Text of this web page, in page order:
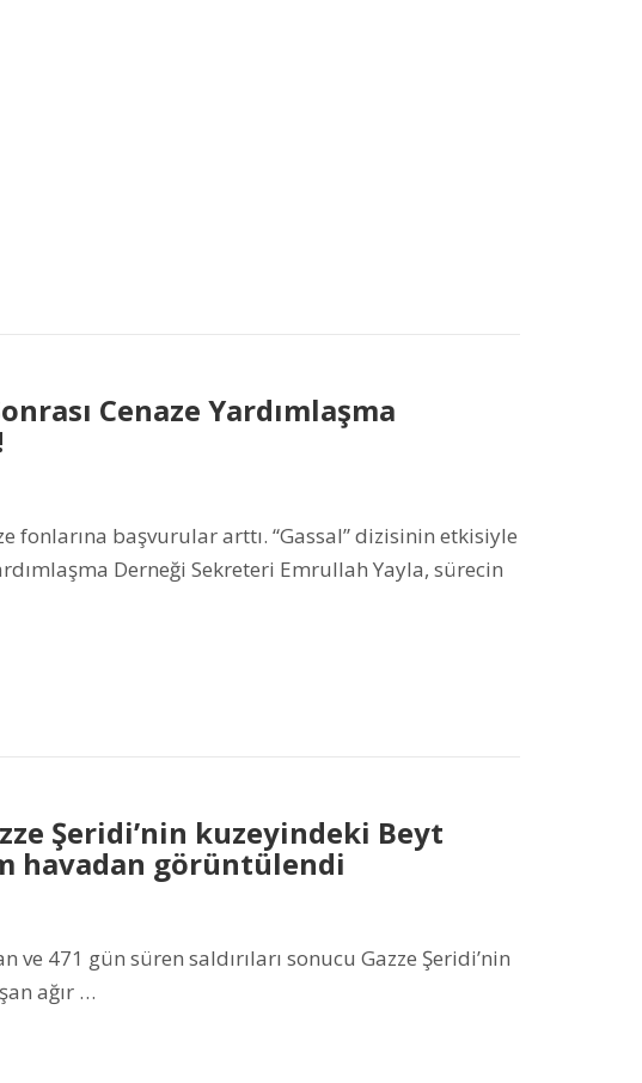
Cenaze Yardımlaşma
fonlarına başvurular arttı. “Gassal” dizisinin etkisiyle
Derneği Sekreteri Emrullah Yayla, sürecin
Şeridi’nin kuzeyindeki Beyt
havadan görüntülendi
471 gün süren saldırıları sonucu Gazze Şeridi’nin
ağır …